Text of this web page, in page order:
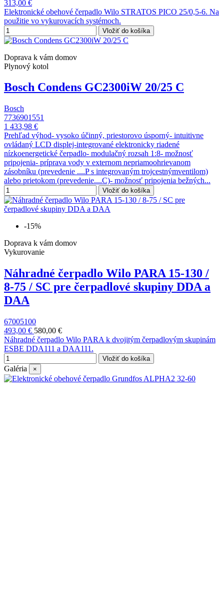
313,00 €
Elektronické obehové čerpadlo Wilo STRATOS PICO 25/0,5-6. Na
použitie vo vykurovacích systémoch.
Vložiť do košíka
Doprava k vám domov
Plynový kotol
Bosch Condens GC2300iW 20/25 C
Bosch
7736901551
1 433,98 €
Prehľad výhod- vysoko účinný, priestorovo úsporný- intuitivne
ovládaný LCD displej-integrované elektronicky riadené
nízkoenergetické čerpadlo- modulačný rozsah 1:8- možnosť
pripojenia- príprava vody v externom nepriamoohrievanom
zásobníku (prevedenie ....P s integrovaným trojcestnýmventilom)
alebo prietokom (prevedenie....C)- možnosť pripojenia bežných...
Vložiť do košíka
-15%
Doprava k vám domov
Vykurovanie
Náhradné čerpadlo Wilo PARA 15-130 /
8-75 / SC pre čerpadlové skupiny DDA a
DAA
67005100
493,00 € 580,00 €
Náhradné čerpadlo Wilo PARA k dvojitým čerpadlovým skupinám
ESBE DDA111 a DAA111.
Vložiť do košíka
Galéria ×